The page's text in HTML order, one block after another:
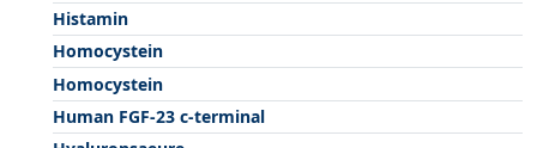
Histamin
Homocystein
Homocystein
Human FGF-23 c-terminal